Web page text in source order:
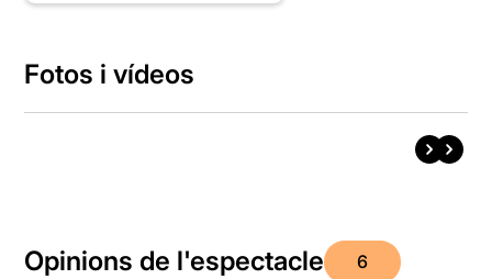
Fotos i vídeos
Opinions de l'espectacle 6